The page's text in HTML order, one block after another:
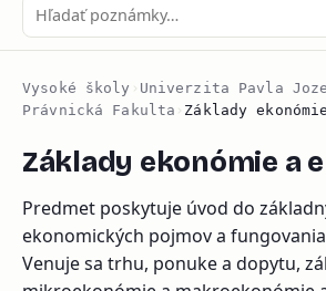
Vysoké školy › Univerzita Pavla
Právnická Fakulta › Základy
Základy ekonómie a
Predmet poskytuje úvod do
ekonomických pojmov a
Venuje sa trhu, ponuke a dopytu,